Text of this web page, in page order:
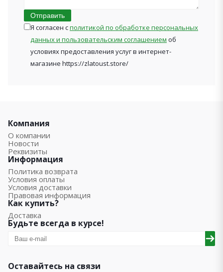
Отправить
Я согласен сполитикой по обработке персональных
данных и пользовательским соглашением об
условиях предоставления услуг в интернет-
магазине https://zlatoust.store/
Компания
О компании
Новости
Реквизиты
Информация
Политика возврата
Условия оплаты
Условия доставки
Правовая информация
Как купить?
Доставка
Будьте всегда в курсе!
Оставайтесь на связи